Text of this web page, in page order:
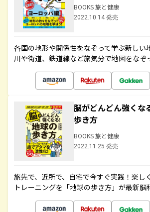
BOOKS 旅と健康
2022.10.14 発売
各国の地形や関係性をなぞって学ぶ新しい
川や街道、鉄道線など旅気分で地図をなぞ
脳がどんどん強くな
歩き方
BOOKS 旅と健康
2022.11.25 発売
旅先で、近所で、自宅で今すぐ実践！楽し
トレーニングを「地球の歩き方」が最新脳